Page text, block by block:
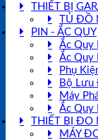
THIẾT BỊ
TỦ ĐỒ
PIN - ẮC QUY
Ắc Quy
Ắc Quy
Phụ
Bộ Lưu
Máy
Ắc Quy
THIẾT BỊ
MÁY